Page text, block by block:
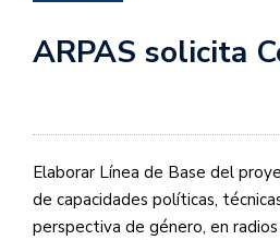
ARPAS solicita
Elaborar Línea de Base del
de capacidades políticas,
perspectiva de género, en